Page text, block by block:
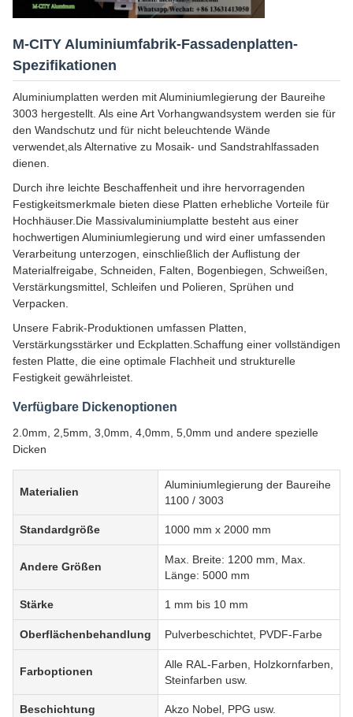
M-CITY Aluminiumfabrik-Fassadenplatten-
Spezifikationen
Aluminiumplatten werden mit Aluminiumlegierung der Baureihe
3003 hergestellt. Als eine Art Vorhangwandsystem werden sie für
den Wandschutz und für nicht beleuchtende Wände
verwendet,als Alternative zu Mosaik- und Sandstrahlfassaden
dienen.
Durch ihre leichte Beschaffenheit und ihre hervorragenden
Festigkeitsmerkmale bieten diese Platten erhebliche Vorteile für
Hochhäuser.Die Massivaluminiumplatte besteht aus einer
hochwertigen Aluminiumlegierung und wird einer umfassenden
Verarbeitung unterzogen, einschließlich der Auflistung der
Materialfreigabe, Schneiden, Falten, Bogenbiegen, Schweißen,
Verstärkungsmittel, Schleifen und Polieren, Sprühen und
Verpacken.
Unsere Fabrik-Produktionen umfassen Platten,
Verstärkungsstärker und Eckplatten.Schaffung einer vollständigen
festen Platte, die eine optimale Flachheit und strukturelle
Festigkeit gewährleistet.
Verfügbare Dickenoptionen
2.0mm, 2,5mm, 3,0mm, 4,0mm, 5,0mm und andere spezielle
Dicken
Materialien
Aluminiumlegierung der Baureihe
1100 / 3003
Standardgröße 1000 mm x 2000 mm
Andere Größen
Max. Breite: 1200 mm, Max.
Länge: 5000 mm
Stärke 1 mm bis 10 mm
Oberflächenbehandlung Pulverbeschichtet, PVDF-Farbe
Farboptionen
Alle RAL-Farben, Holzkornfarben,
Steinfarben usw.
Beschichtung Akzo Nobel, PPG usw.